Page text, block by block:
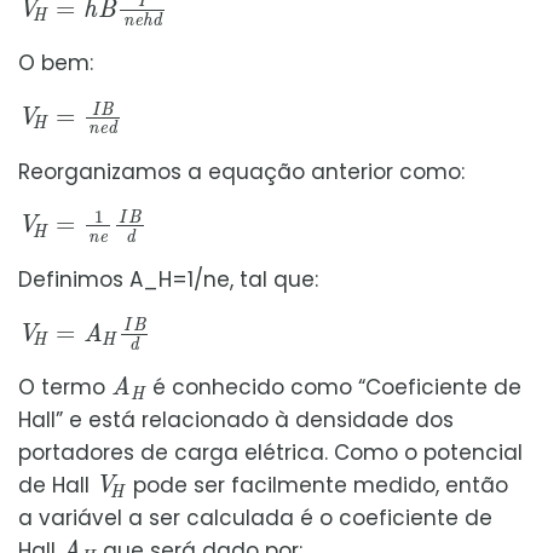
O bem:
VH ne
Reorganizamos a equação anterior como:
VH ne Bd
Definimos A_H=1/ne, tal que:
VH H Bd
O termo
A
é conhecido como “Coeficiente de
Hall” e está relacionado à densidade dos
portadores de carga elétrica. Como o potencial
de Hall
VH
pode ser facilmente medido, então
a variável a ser calculada é o coeficiente de
AH